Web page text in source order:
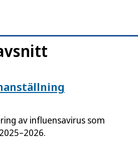
av influensavirus som